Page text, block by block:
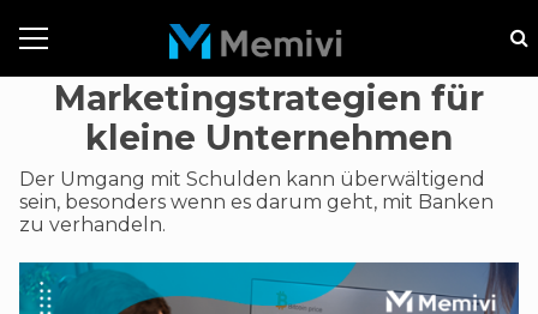
Marketingstrategien für
kleine Unternehmen
Der Umgang mit Schulden kann überwältigend
sein, besonders wenn es darum geht, mit Banken
zu verhandeln.